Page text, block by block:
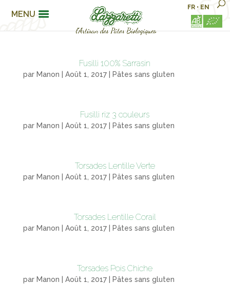
MENU
FR • EN
Fusilli 100% Sarrasin
par Manon Août 1, 2017| Pâtes sans gluten
Fusilli riz 3 couleurs
par Manon Août 1, 2017| Pâtes sans gluten
Torsades Lentille Verte
par Manon Août 1, 2017| Pâtes sans gluten
Torsades Lentille Corail
par Manon Août 1, 2017| Pâtes sans gluten
Torsades Pois Chiche
par Manon Août 1, 2017| Pâtes sans gluten